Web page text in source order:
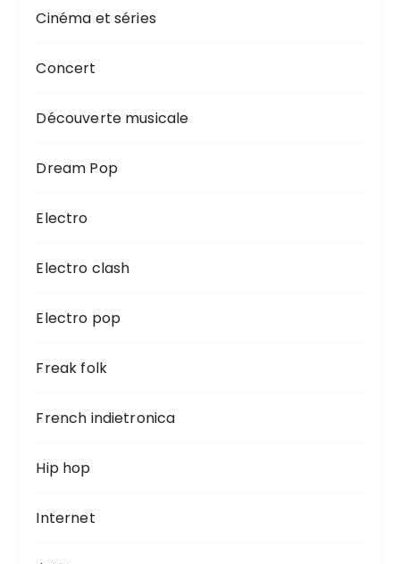
Cinéma et séries
Concert
Découverte musicale
Dream Pop
Electro
Electro clash
Electro pop
Freak folk
French indietronica
Hip hop
Internet